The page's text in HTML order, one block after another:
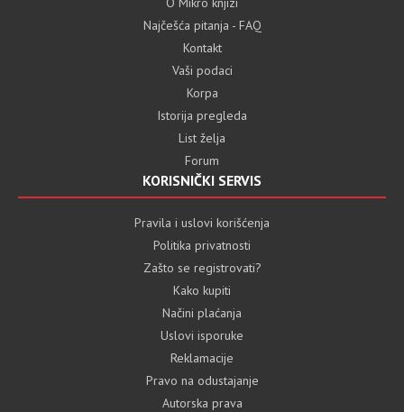
Najčešća pitanja - FAQ
Kontakt
Vaši podaci
Korpa
Istorija pregleda
List želja
Forum
KORISNIČKI SERVIS
Pravila i uslovi korišćenja
Politika privatnosti
Zašto se registrovati?
Kako kupiti
Načini plaćanja
Uslovi isporuke
Reklamacije
Pravo na odustajanje
Autorska prava